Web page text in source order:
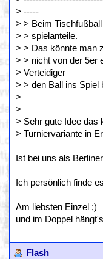
> -----
> > Beim
> > spielanteile.
> > Das könnte man
> > nicht von der 5er
> Verteidiger
> > den Ball ins Spiel
>
>
> Sehr gute Idee das
> Turniervariante in
Ist bei uns als
Ich persönlich finde
Am liebsten Einzel ;)
und im Doppel
Flash